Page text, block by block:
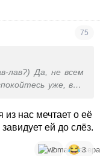
75
лав?) Да, не всем
уже, вам
нас мечтает о её
ей до слёз.
2 3